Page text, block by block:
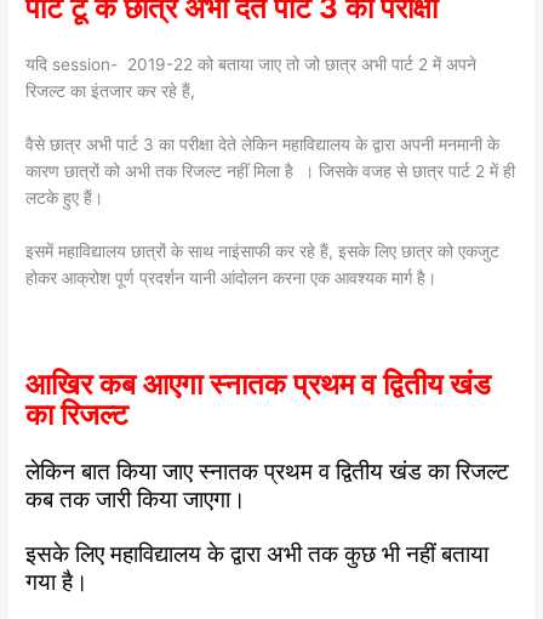
पार्ट टू के छात्र अभी देते पार्ट 3 की परीक्षा
यदि session- 2019-22 को बताया जाए तो जो छात्र अभी पार्ट 2 में अपने
रिजल्ट का इंतजार कर रहे हैं,
वैसे छात्र अभी पार्ट 3 का परीक्षा देते लेकिन महाविद्यालय के द्वारा अपनी मनमानी के
कारण छात्रों को अभी तक रिजल्ट नहीं मिला है । जिसके वजह से छात्र पार्ट 2 में ही
लटके हुए हैं।
इसमें महाविद्यालय छात्रों के साथ नाइंसाफी कर रहे हैं, इसके लिए छात्र को एकजुट
होकर आक्रोश पूर्ण प्रदर्शन यानी आंदोलन करना एक आवश्यक मार्ग है।
आखिर कब आएगा स्नातक प्रथम व द्वितीय खंड
का रिजल्ट
लेकिन बात किया जाए स्नातक प्रथम व द्वितीय खंड का रिजल्ट
कब तक जारी किया जाएगा।
इसके लिए महाविद्यालय के द्वारा अभी तक कुछ भी नहीं बताया
गया है।